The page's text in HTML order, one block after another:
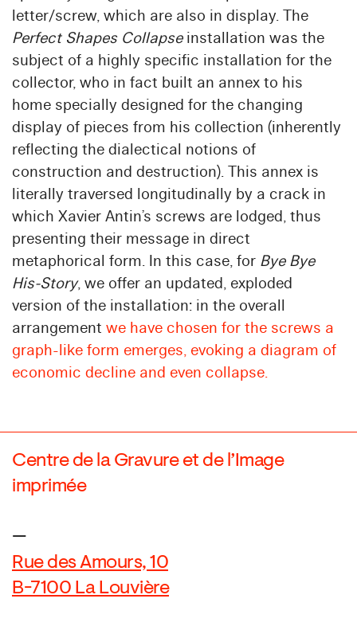
letter/screw, which are also in display. The
Perfect Shapes Collapseinstallation was the
subject of a highly specific installation for the
collector, who in fact built an annex to his
home specially designed for the changing
display of pieces from his collection (inherently
reflecting the dialectical notions of
construction and destruction). This annex is
literally traversed longitudinally by a crack in
which Xavier Antin’s screws are lodged, thus
presenting their message in direct
metaphorical form. In this case, for Bye Bye
His-Story, we offer an updated, exploded
version of the installation: in the overall
arrangement we have chosen for the screws a
graph-like form emerges, evoking a diagram of
economic decline and even collapse.
Centre de la Gravure et de l’Image
imprimée
—
Rue des Amours, 10
B-7100 La Louvière